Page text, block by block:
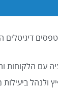
עם הלקוחות
ולנהל